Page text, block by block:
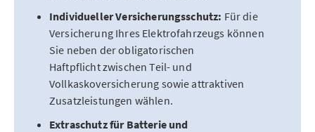
Individueller Versicherungsschutz: Für die
Versicherung Ihres Elektrofahrzeugs können
Sie neben der obligatorischen
Haftpflicht zwischen Teil- und
Vollkaskoversicherung sowie attraktiven
Zusatzleistungen wählen.
Extraschutz für Batterie und